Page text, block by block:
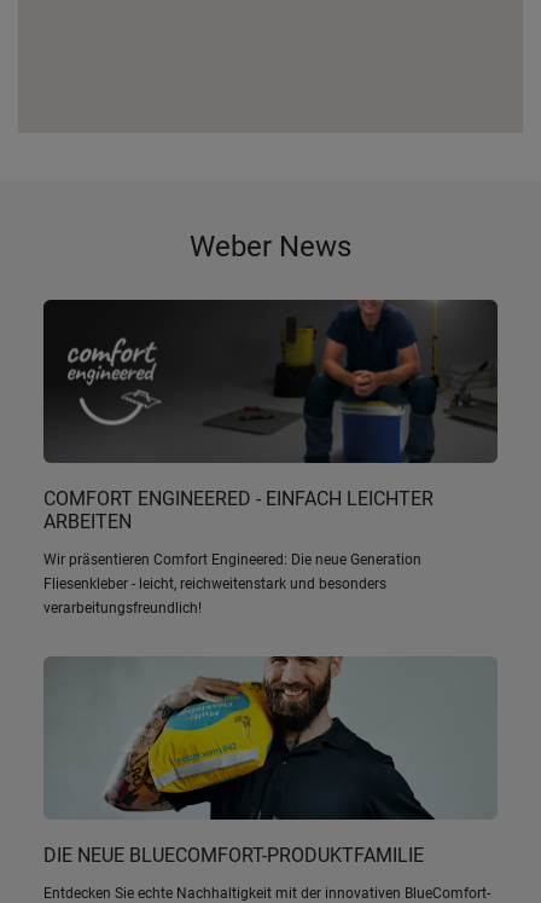
Weber News
COMFORT ENGINEERED - EINFACH LEICHTER
ARBEITEN
Wir präsentieren Comfort Engineered: Die neue Generation
Fliesenkleber - leicht, reichweitenstark und besonders
verarbeitungsfreundlich!
DIE NEUE BLUECOMFORT-PRODUKTFAMILIE
Entdecken Sie echte Nachhaltigkeit mit der innovativen BlueComfort-